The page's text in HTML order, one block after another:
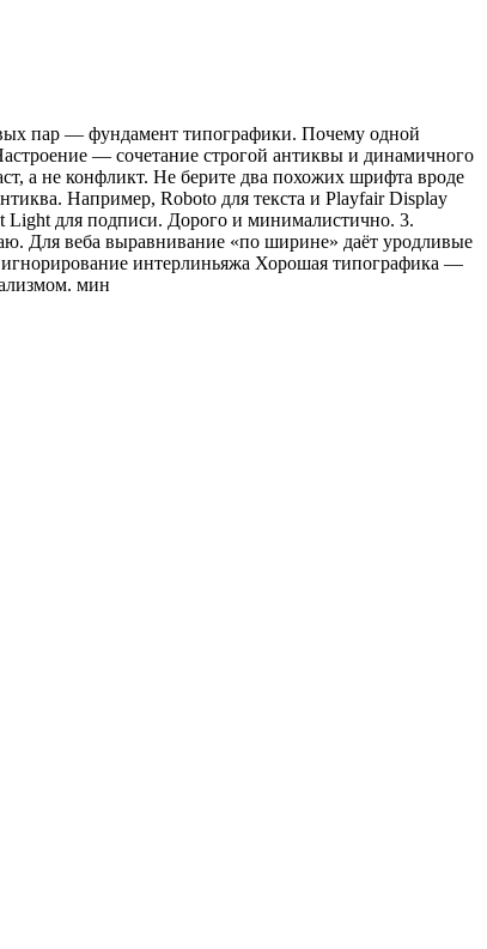
пар — фундамент типографики. Почему одной
— сочетание строгой антиквы и динамичного
а не конфликт. Не берите два похожих шрифта вроде
Например, Roboto для текста и Playfair Display
Light для подписи. Дорого и минималистично. 3.
Для веба выравнивание «по ширине» даёт уродливые
интерлиньяжа Хорошая типографика —
мин